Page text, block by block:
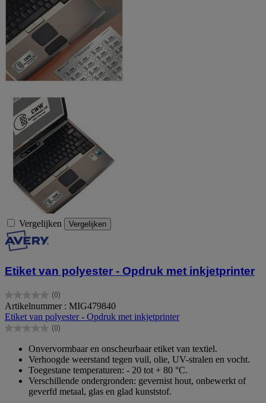
Vergelijken Vergelijken
Etiket van polyester - Opdruk met inkjetprinter
(0)
0.0
van
de
5
Artikelnummer : MIG479840
Etiket van polyester - Opdruk met inkjetprinter
(0)
0.0
sterren.
Onvervormbaar en onscheurbaar etiket van textiel.
Verhoogde weerstand tegen vuil, olie, UV-stralen en vocht.
Toegestane temperaturen: - 20 tot + 80 °C.
Verschillende ondergronden: gevernist hout, onbewerkt of
geverfd metaal, glas en glad kunststof.